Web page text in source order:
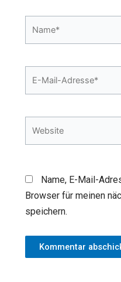
Name, E-Mail-
Browser für meinen
speichern.